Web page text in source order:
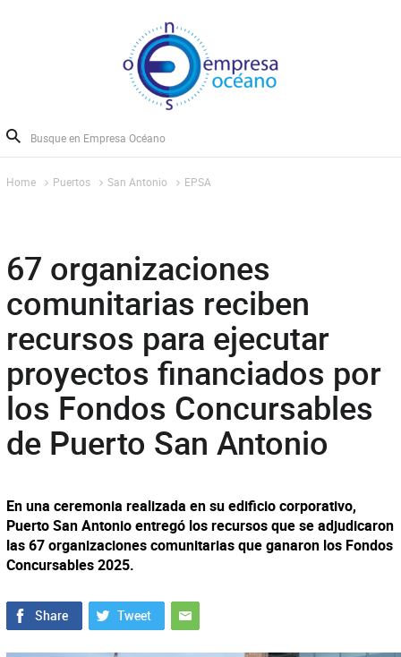
Home Puertos San Antonio EPSA
67 organizaciones
comunitarias reciben
recursos para ejecutar
proyectos financiados por
los Fondos Concursables
de Puerto San Antonio
En una ceremonia realizada en su edificio corporativo,
Puerto San Antonio entregó los recursos que se adjudicaron
las 67 organizaciones comunitarias que ganaron los Fondos
Concursables 2025.